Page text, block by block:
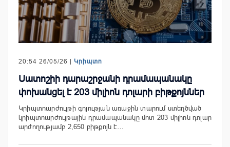
20:54 26/05/26 | Կրիպտո
Սատոշիի դարաշրջանի դրամապանակը
փոխանցել է 203 միլիոն դոլարի բիթքոյններ
Կրիպտոարժույթի գոյության առաջին տարում ստեղծված
կրիպտոարժույթային դրամապանակը մոտ 203 միլիոն դոլար
արժողությամբ 2,650 բիթքոյն է…